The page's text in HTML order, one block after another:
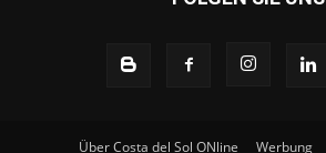
Über Costa del Sol ONline Werbung